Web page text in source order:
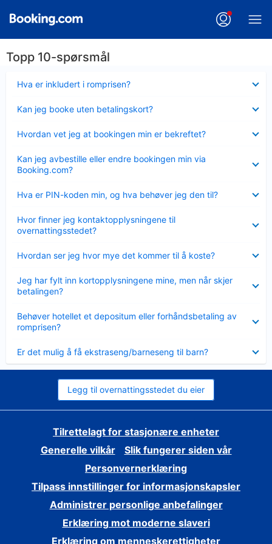
Topp 10-spørsmål
Hva er inkludert i romprisen?
mindre
Kan jeg booke uten betalingskort?
mindre
Hvordan vet jeg at bookingen min er bekreftet?
mindre
Kan jeg avbestille eller endre bookingen min via
Booking.com?
mindre
Hva er PIN-koden min, og hva behøver jeg den til?
mindre
Hvor finner jeg kontaktopplysningene til
overnattingsstedet?
mindre
Hvordan ser jeg hvor mye det kommer til å koste?
mindre
Jeg har fylt inn kortopplysningene mine, men når skjer
betalingen?
mindre
Behøver hotellet et depositum eller forhåndsbetaling av
romprisen?
mindre
Er det mulig å få ekstraseng/barneseng til barn?
mindre
Legg til overnattingsstedet du eier
Tilrettelagt for stasjonære enheter
Generelle vilkår
Slik fungerer siden vår
Personvernerklæring
Tilpass innstillinger for informasjonskapsler
Administrer personlige anbefalinger
Erklæring mot moderne slaveri
Erklæring om menneskerettigheter